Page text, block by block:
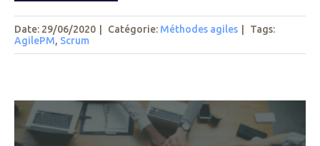
Date: 29/06/2020 Catégorie: Méthodes agiles Tags:
AgilePM, Scrum